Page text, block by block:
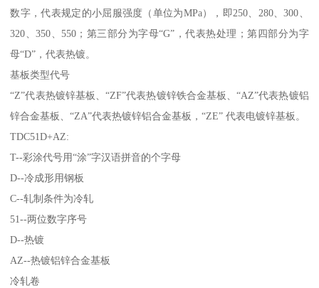
数字，代表规定的小屈服强度（单位为MPa），即250、280、300、
320、350、550；第三部分为字母“G”，代表热处理；第四部分为字
母“D”，代表热镀。
基板类型代号
“Z”代表热镀锌基板、“ZF”代表热镀锌铁合金基板、“AZ”代表热镀铝
锌合金基板、“ZA”代表热镀锌铝合金基板，“ZE” 代表电镀锌基板。
TDC51D+AZ:
T--彩涂代号用“涂”字汉语拼音的个字母
D--冷成形用钢板
C--轧制条件为冷轧
51--两位数字序号
D--热镀
AZ--热镀铝锌合金基板
冷轧卷